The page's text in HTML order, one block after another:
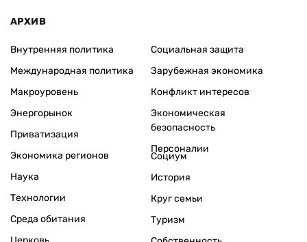
АРХИВ
Внутренняя политика
Международная политика
Макроуровень
Энергорынок
Приватизация
Экономика регионов
Социальная защита
Зарубежная экономика
Конфликт интересов
Экономическая
безопасность
Персоналии
Наука
Технологии
Среда обитания
Социум
История
Круг семьи
Туризм